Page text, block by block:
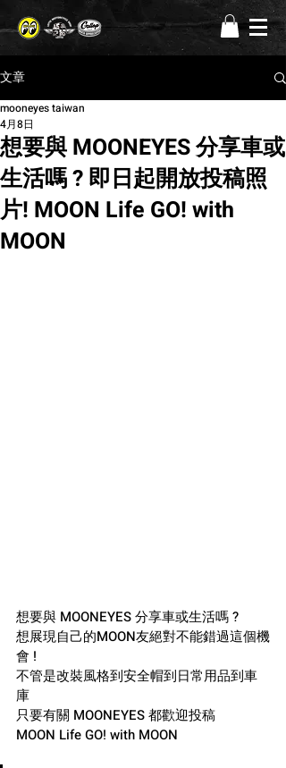
文章
想要與 MOONEYES 分享車或
生活嗎 ? 即日起開放投稿照
片! MOON Life GO! with
MOON
mooneyes taiwan
4月8日
想要與 MOONEYES 分享車或生活嗎 ?
想展現自己的MOON友絕對不能錯過這個機
會 !
不管是改裝風格到安全帽到日常用品到車
庫
只要有關 MOONEYES 都歡迎投稿
MOON Life GO! with MOON